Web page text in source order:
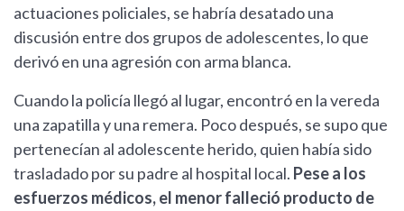
actuaciones policiales, se habría desatado una
discusión entre dos grupos de adolescentes, lo que
derivó en una agresión con arma blanca.
Cuando la policía llegó al lugar, encontró en la vereda
una zapatilla y una remera. Poco después, se supo que
pertenecían al adolescente herido, quien había sido
trasladado por su padre al hospital local. Pese a los
esfuerzos médicos, el menor falleció producto de